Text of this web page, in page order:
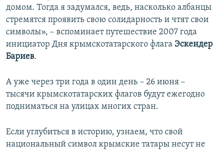
домом. Тогда я задумался, ведь, насколько албанцы
стремятся проявить свою солидарность и чтят свои
символы», – вспоминает путешествие 2007 года
инициатор Дня крымскотатарского флага Эскендер
Бариев.
А уже через три года в один день – 26 июня –
тысячи крымскотатарских флагов будут ежегодно
подниматься на улицах многих стран.
Если углубиться в историю, узнаем, что свой
национальный символ крымские татары несут не